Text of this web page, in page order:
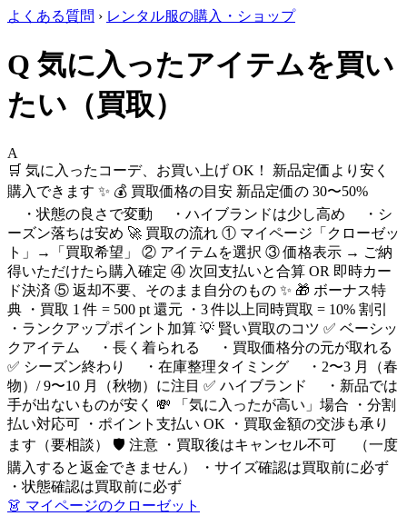
よくある質問 › レンタル服の購入・ショップ
Q 気に入ったアイテムを買い
たい（買取）
A
🛒 気に入ったコーデ、お買い上げ OK！ 新品定価より安く
購入できます ✨ 💰 買取価格の目安 新品定価の 30〜50%
・状態の良さで変動 ・ハイブランドは少し高め ・シ
ーズン落ちは安め 🚀 買取の流れ ① マイページ「クローゼッ
ト」→「買取希望」 ② アイテムを選択 ③ 価格表示 → ご納
得いただけたら購入確定 ④ 次回支払いと合算 OR 即時カー
ド決済 ⑤ 返却不要、そのまま自分のもの ✨ 🎁 ボーナス特
典 ・買取 1 件 = 500 pt 還元 ・3 件以上同時買取 = 10% 割引
・ランクアップポイント加算 💡 賢い買取のコツ ✅ ベーシッ
クアイテム ・長く着られる ・買取価格分の元が取れる
✅ シーズン終わり ・在庫整理タイミング ・2〜3 月（春
物）/ 9〜10 月（秋物）に注目 ✅ ハイブランド ・新品では
手が出ないものが安く 💸 「気に入ったが高い」場合 ・分割
払い対応可 ・ポイント支払い OK ・買取金額の交渉も承り
ます（要相談） 🛡 注意 ・買取後はキャンセル不可 （一度
購入すると返金できません） ・サイズ確認は買取前に必ず
・状態確認は買取前に必ず
👗 マイページのクローゼット